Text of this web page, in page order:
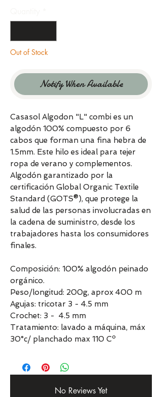
Out of Stock
Notify When Available
Casasol Algodon "L" combi es un
algodón 100% compuesto por 6
cabos que forman una fina hebra de
1.5mm. Este hilo es ideal para tejer
ropa de verano y complementos.
Algodón garantizado por la
certificación Global Organic Textile
Standard (GOTS®), que protege la
salud de las personas involucradas en
la cadena de suministro, desde los
trabajadores hasta los consumidores
finales.
Composición: 100% algodón peinado
orgánico.
Peso/longitud: 200g, aprox 400 m
Agujas: tricotar 3 - 4.5 mm
Crochet: 3 - 4.5 mm
Tratamiento: lavado a máquina, máx
30°c/ planchado max 110 Cº
No Reviews Yet